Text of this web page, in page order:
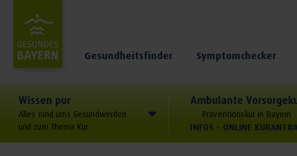
Gesundheitsfinder Symptomchecker
Wissen pur
Alles rund ums Gesundwerden
und zum Thema Kur
Ambulante
Präventionskur in Bayern
INFOS - ONLINE